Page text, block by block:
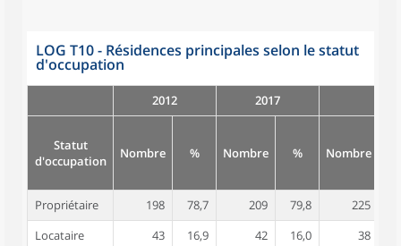
LOG T10 - Résidences principales selon le statut
d'occupation
2012 2017
Statut
d'occupation
Nombre % Nombre % Nombre
Propriétaire 198 78,7 209 79,8 225
Locataire
43 16,9 42 16,0 38